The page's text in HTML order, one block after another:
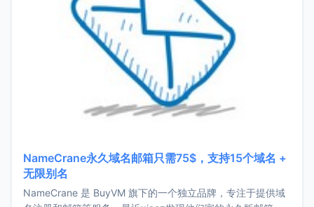
NameCrane永久域名邮箱只需75$，支持15个域名 +
无限别名
NameCrane 是 BuyVM 旗下的一个独立品牌，专注于提供域